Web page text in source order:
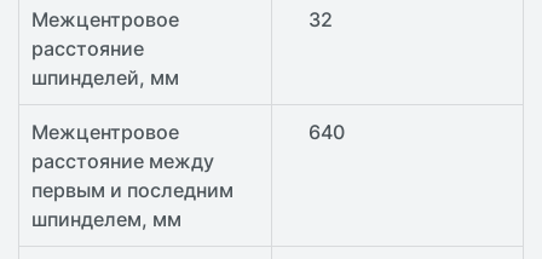
Межцентровое
расстояние
шпинделей, мм
32
Межцентровое
расстояние между
первым и последним
шпинделем, мм
640